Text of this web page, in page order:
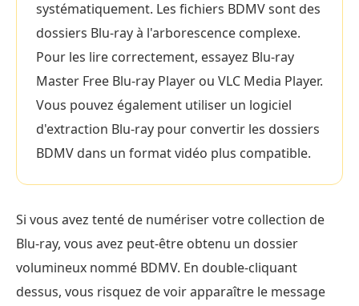
systématiquement. Les fichiers BDMV sont des
dossiers Blu-ray à l'arborescence complexe.
Pour les lire correctement, essayez Blu-ray
Master Free Blu-ray Player ou VLC Media Player.
Vous pouvez également utiliser un logiciel
d'extraction Blu-ray pour convertir les dossiers
BDMV dans un format vidéo plus compatible.
Si vous avez tenté de numériser votre collection de
Blu-ray, vous avez peut-être obtenu un dossier
volumineux nommé BDMV. En double-cliquant
dessus, vous risquez de voir apparaître le message